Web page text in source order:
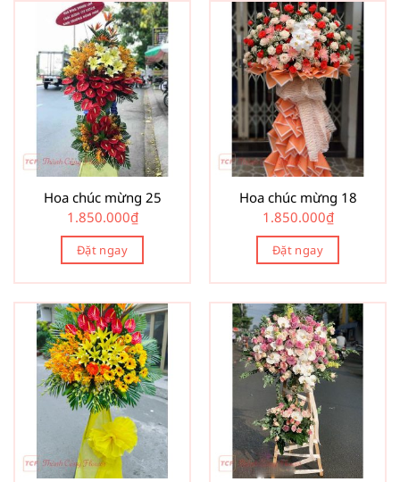
Hoa chúc mừng 25
1.850.000₫
Đặt ngay
Hoa chúc mừng 18
1.850.000₫
Đặt ngay